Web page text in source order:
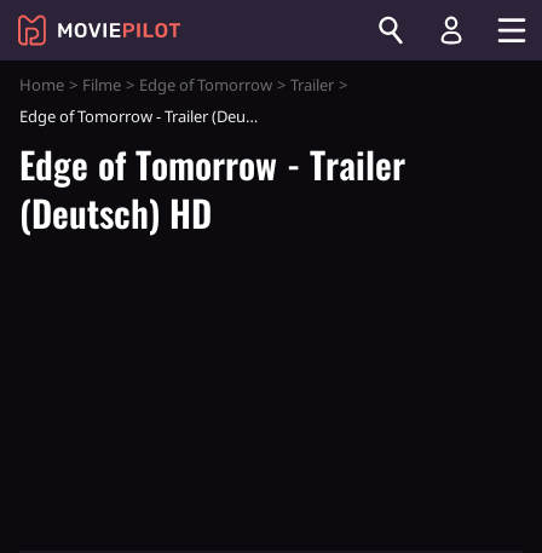
Home Filme Edge of Tomorrow
Trailer
Edge of Tomorrow - Trailer (Deutsch) HD
Edge of Tomorrow - Trailer
(Deutsch) HD